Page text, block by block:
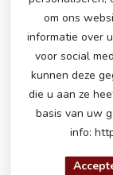
Op
Op
om ons
informatie over
voor social
kunnen deze
die u aan ze
basis van uw
info: